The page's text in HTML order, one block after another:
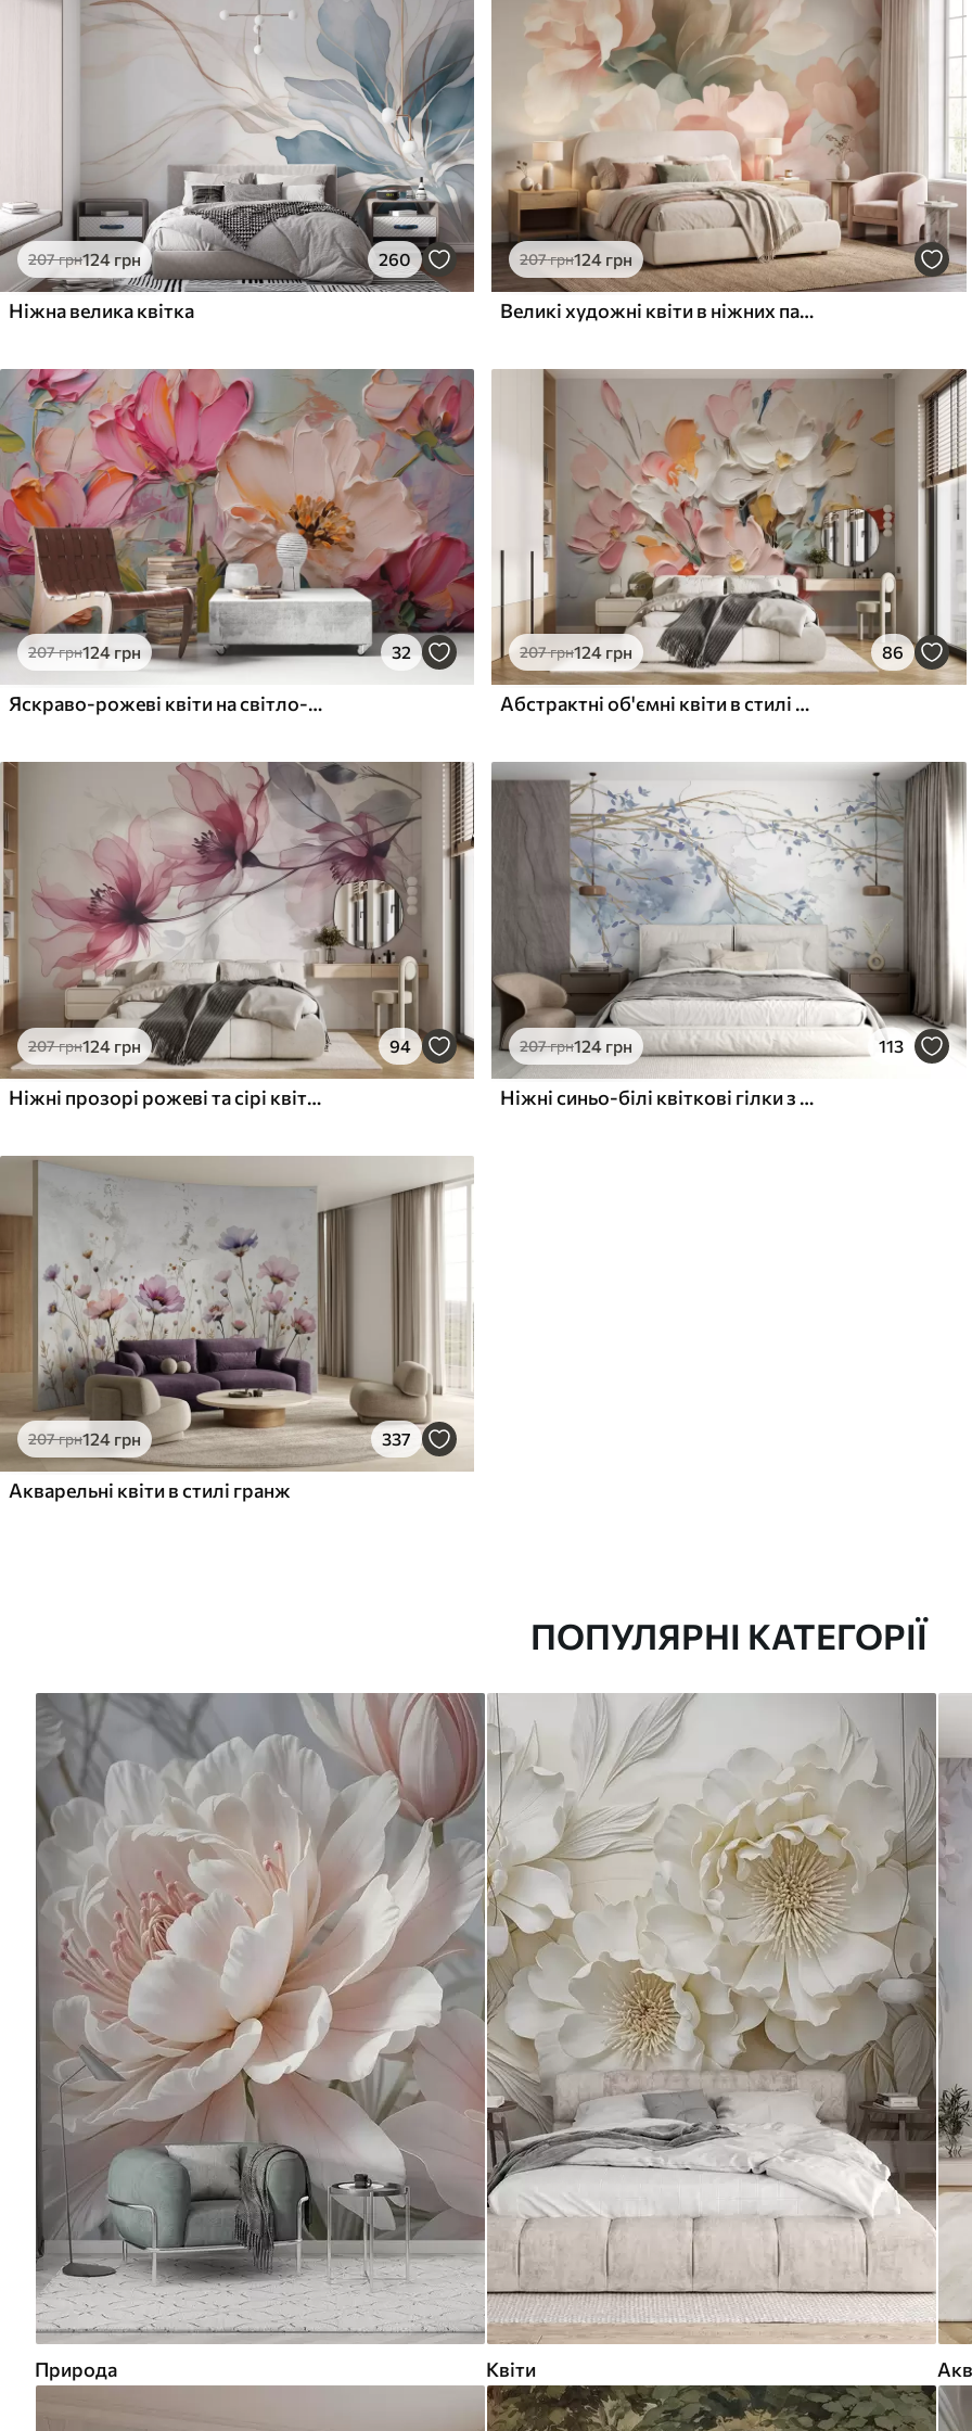
лаком можна мити водою
Наклеювання встик
Наші матеріали
Стандарт
831499грн/м²
Преміум
1066
Преміум Вініл
1216730грн/м²
Peel and Stick
875грн/м²
207грн124 грн 260
Ніжна велика квітка
207грн124 грн
Великі художні квіти в ніжних пастельних відтінках кремового, рожевого та зеленого кольорів
207грн124 грн 32
Яскраво-рожеві квіти на світло-блакитному сірому тлі
207грн124 грн 86
Абстрактні об'ємні квіти в стилі олійного живопису
207грн124 грн 94
Ніжні прозорі рожеві та сірі квіти з м'якими розмитими пелюстками на білому тлі
207грн124 грн 113
Ніжні синьо-білі квіткові гілки з м'яким, розмитим аквареллю фоном
207грн124 грн 337
Акварельні квіти в стилі гранж
ПОПУЛЯРНІ КАТЕГОРІЇ
Природа Квіти